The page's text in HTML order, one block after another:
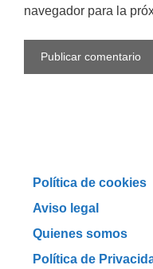
navegador para la
Política de cookies
Aviso legal
Quienes somos
Política de